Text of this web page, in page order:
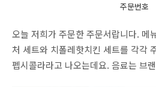
주문번호
오늘 저희가 주문한 주문서랍니다. 메
처 세트와 치폴레핫치킨 세트를 각각
펩시콜라라고 나오는데요. 음료는 브